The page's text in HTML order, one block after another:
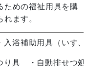
ための福祉用具を購
ます。
浴補助用具（い
り具 ・自動排せつ